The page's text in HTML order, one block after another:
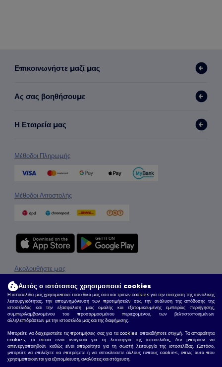
Επικοινωνήστε μαζί μας
Ας σας βοηθήσουμε
Η Εταιρεία μας
Μέθοδοι Πληρωμής
Μέθοδοι Αποστολής
2026. Όλα τα Δικαιώματα Διατηρούνται
Όροι & Προϋποθέσεις| Πολιτική Απορρήτου |Πολιτική για τα Cookies|Site Map
Ακολουθήστε μας
Αυτός ο ιστότοπος χρησιμοποιεί cookies
Η ιστοσελίδα μας χρησιμοποιεί τόσο δικά μας όσο και τρίτων cookies για την ενίσχυση της συνολικής
λειτουργικότητας, την απομνημόνευση των προτιμήσεών σας, την ανάλυση της απόδοσης της
ιστοσελίδας και την εξασφάλιση μιας ομαλής και εξατομικευμένης εμπειρίας περιήγησης,
συμπεριλαμβανομένου του προσαρμοσμένου περιεχομένου, των βελτιστοποιημένων
αλληλεπιδράσεων με την ιστοσελίδα μας και της διαφήμισης.
Μπορείτε να διαχειριστείτε τις προτιμήσεις σας για τα cookies οποιαδήποτε στιγμή. Τα απαραίτητα
cookies, τα οποία είναι αναγκαία για τη λειτουργία της ιστοσελίδας, δεν μπορούν να
απενεργοποιηθούν καθώς είναι απαραίτητα για τη σωστή λειτουργία της ιστοσελίδας. Ωστόσο,
μπορείτε να επιλέξετε να επιτρέψετε ή να αποκλείσετε άλλους τύπους cookies, όπως αυτά που
χρησιμοποιούνται για εξατομίκευση, αναλύσεις και στόχευση.